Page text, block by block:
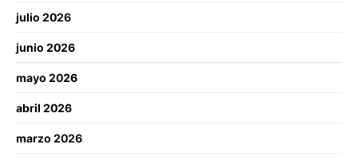
julio 2026
junio 2026
mayo 2026
abril 2026
marzo 2026